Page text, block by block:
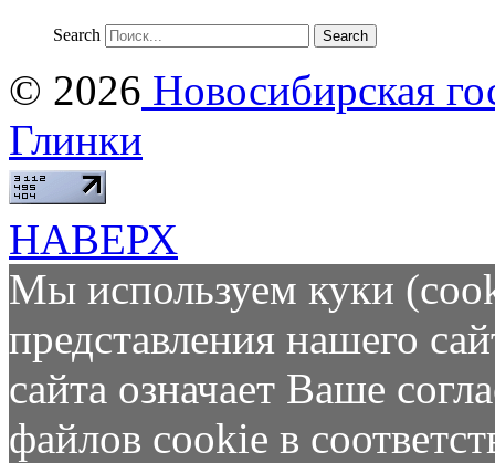
Search
© 2026 Новосибирская
Глинки
НАВЕРХ
Мы используем куки
представления нашего
сайта означает Ваше
файлов cookie в